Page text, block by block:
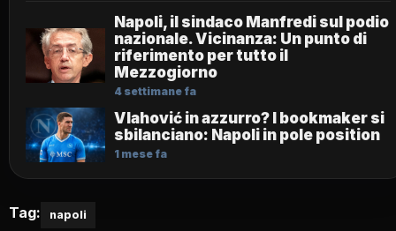
Napoli, il sindaco Manfredi sul podio
nazionale. Vicinanza: Un punto di
riferimento per tutto il
Mezzogiorno
4 settimane fa
Vlahović in azzurro? I bookmaker si
sbilanciano: Napoli in pole position
1 mese fa
Tag: napoli